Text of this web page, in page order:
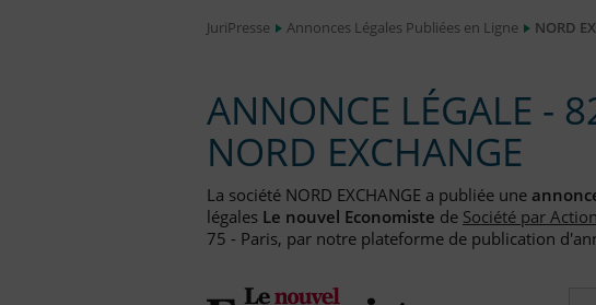
JuriPresse Annonces Légales Publiées en Ligne NORD
ANNONCE LÉGALE -
NORD EXCHANGE
La société NORD EXCHANGE a publiée une
légales Le nouvel Economiste de Société par
75 - Paris, par notre plateforme de publication